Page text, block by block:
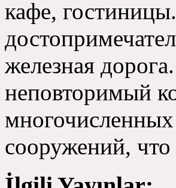
кафе, гостиницы.
железная дорога.
неповторимый
сооружений,